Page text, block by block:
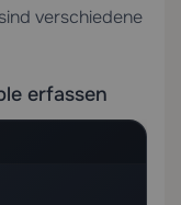
sind verschiedene
erfassen